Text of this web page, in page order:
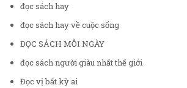
đọc sách hay
đọc sách hay về cuộc sống
ĐỌC SÁCH MỖI NGÀY
đọc sách người giàu nhất thế giới
Đọc vị bất kỳ ai